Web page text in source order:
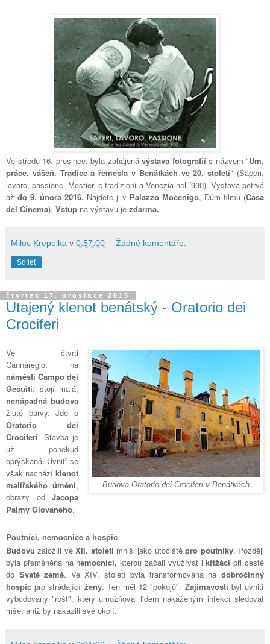
Ve středu 16. prosince, byla zahájená výstava fotografiís názvem "Um,
práce, vášeň. Tradice a řemesla v Benátkách ve 20. století" (Saperi,
lavoro, passione. Mestieri e tradizioni a Venezia nel ´900). Výstava potrvá
až do 9. února 2016. Najdete ji v Palazzo Mocenigo, Dům filmu (Casa
del Cinema). Vstup na výstavu je zdarma.
Milos Krepelka v 0:57:00 Žádné komentáře:
Sdílet
čtvrtek 17. prosince 2015
Utajený klenot benátský - Oratorio dei
Crociferi
Budova Oratorio dei Crociferi v Benátkách
Ve čtvrti
Cannaregio, na
náměstí Campo dei
Gesuiti, stojí malá,
nenápadná budova
žluté barvy. Jde o
Oratorio dei
Crociferi. Stavba je
už poněkud
oprýskaná. Uvnitř se
však nacházíklenot
malířského úmění,
obrazy odJacopa
Palmy Giovaneho.
Poutníci, nemocnice a hospic
Budovu založili veXII. století mniši jako útočištěpro poutníky. Později
byla přeměněna na nemocnici, kterou začali využívat ikřižáci při cestě
do Svaté země. Ve XIV. století byla transformována nadobročinný
hospic pro strádající ženy. Ten měl 12 "pokojů". Zajímavostíbyl uvnitř
vybudovaný "rošt", který umožňoval lidem nakaženým infekcí sledovat
mše, aniž by nakazili své okolí.